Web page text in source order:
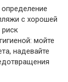
с хорошей
мойте
надевайте